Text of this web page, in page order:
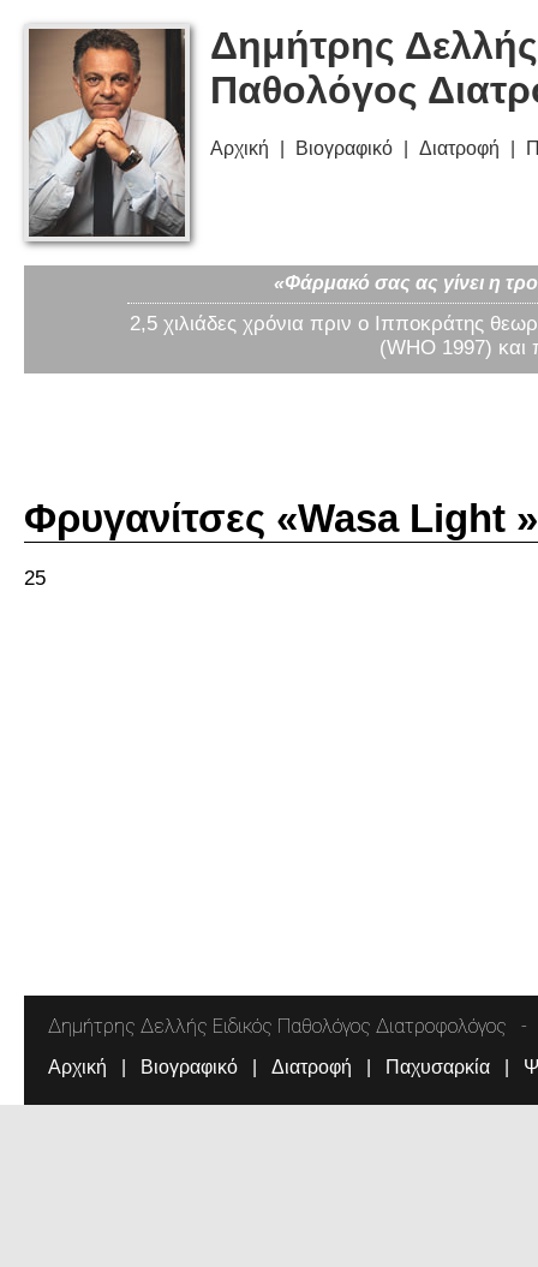
Δημήτρης
Παθολόγος
Αρχική Βιογραφικό Διατροφή
«Φάρμακό σας ας γίνει η
2,5 χιλιάδες χρόνια πριν ο Ιπποκράτης
(WHO 1997) και
Φρυγανίτσες «Wasa Light
25
Δημήτρης Δελλής Ειδικός Παθολόγος Διατροφολόγος
Αρχική Βιογραφικό Διατροφή Παχυσαρκία